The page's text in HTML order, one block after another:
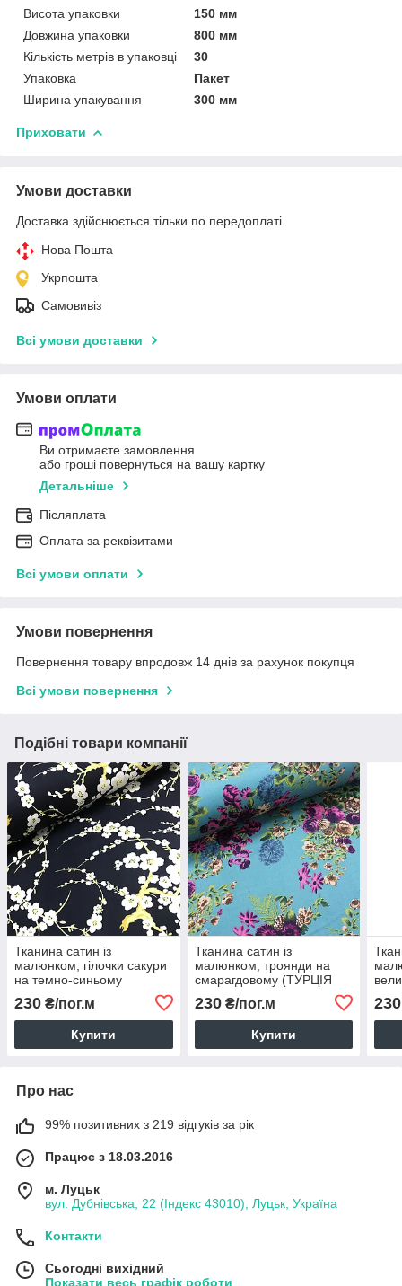
Висота упаковки
150 мм
Довжина упаковки
800 мм
Кількість метрів в упаковці
30
Упаковка
Пакет
Ширина упакування
300 мм
Приховати
Умови доставки
Доставка здійснюється тільки по передоплаті.
Нова Пошта
Укрпошта
Самовивіз
Всі умови доставки
Умови оплати
Ви отримаєте замовлення
або гроші повернуться на вашу картку
Детальніше
Післяплата
Оплата за реквізитами
Всі умови оплати
Умови повернення
Повернення товару впродовж 14 днів за рахунок покупця
Всі умови повернення
Подібні товари компанії
Тканина сатин із
малюнком, гілочки сакури
на темно-синьому
(ТУРЦІЯ шир. 2,4 м) (SAT-
S-0011)
230 ₴/пог.м
Купити
Тканина сатин із
малюнком, троянди на
смарагдовому (ТУРЦІЯ
шир. 2,4 м) (SAT-S-0019)
230₴/пог.м
Купити
м)
230
Про нас
99% позитивних з 219 відгуків за рік
Працює з 18.03.2016
м. Луцьк
вул. Дубнівська, 22 (Індекс 43010), Луцьк, Україна
Контакти
Сьогодні вихідний
Показати весь графік роботи